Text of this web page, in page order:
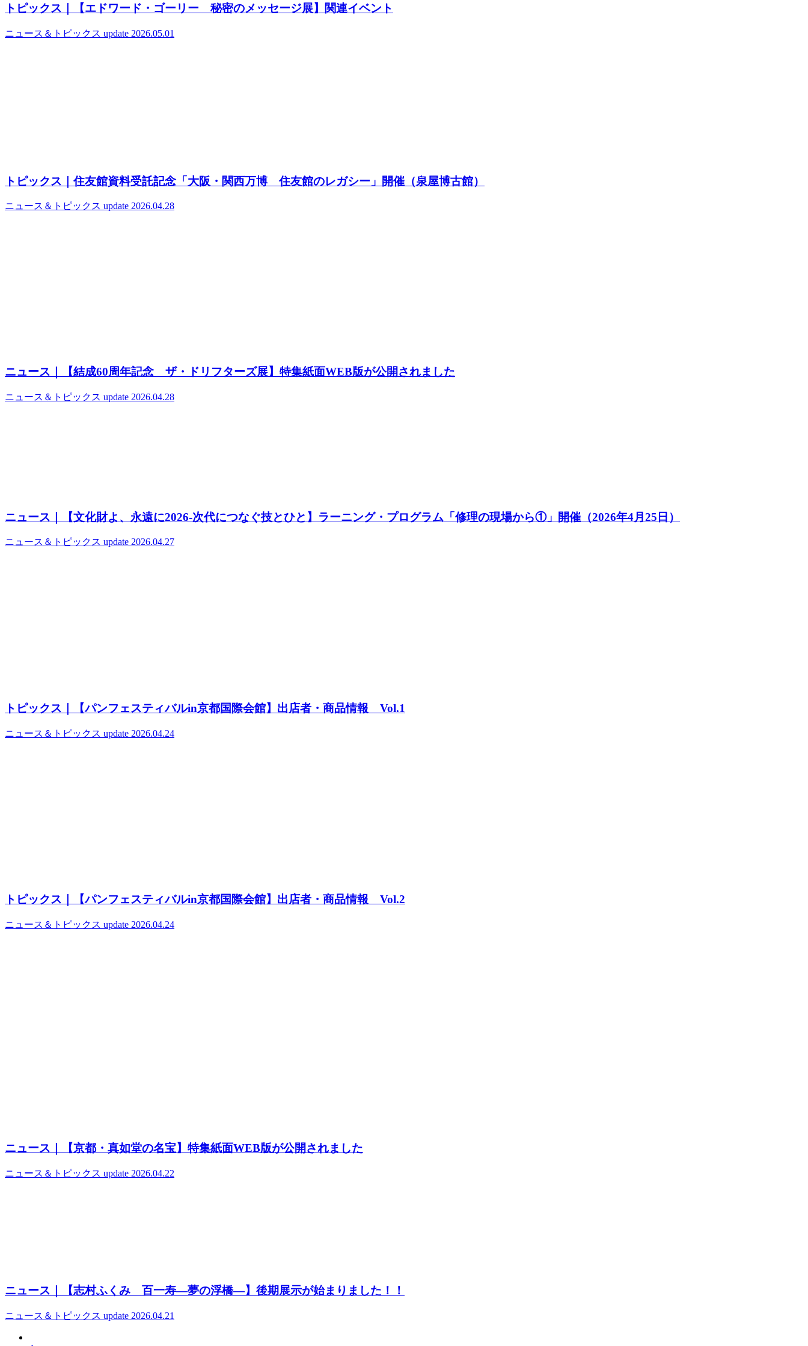
トピックス｜【エドワード・ゴーリー 秘密のメッセージ展】関連イベント
ニュース＆トピックス update 2026.05.01
トピックス｜住友館資料受託記念「大阪・関西万博 住友館のレガシー」開催（泉屋博古館）
ニュース＆トピックス update 2026.04.28
ニュース｜【結成60周年記念 ザ・ドリフターズ展】特集紙面WEB版が公開されました
ニュース＆トピックス update 2026.04.28
ニュース｜【文化財よ、永遠に2026‐次代につなぐ技とひと】ラーニング・プログラム「修理の現場から①」開催（2026年4月25日）
ニュース＆トピックス update 2026.04.27
トピックス｜【パンフェスティバルin京都国際会館】出店者・商品情報 Vol.1
ニュース＆トピックス update 2026.04.24
トピックス｜【パンフェスティバルin京都国際会館】出店者・商品情報 Vol.2
ニュース＆トピックス update 2026.04.24
ニュース｜【京都・真如堂の名宝】特集紙面WEB版が公開されました
ニュース＆トピックス update 2026.04.22
ニュース｜【志村ふくみ 百一寿―夢の浮橋―】後期展示が始まりました！！
ニュース＆トピックス update 2026.04.21